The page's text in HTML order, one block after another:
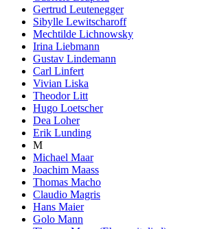
Gertrud Leutenegger
Sibylle Lewitscharoff
Mechtilde Lichnowsky
Irina Liebmann
Gustav Lindemann
Carl Linfert
Vivian Liska
Theodor Litt
Hugo Loetscher
Dea Loher
Erik Lunding
M
Michael Maar
Joachim Maass
Thomas Macho
Claudio Magris
Hans Maier
Golo Mann